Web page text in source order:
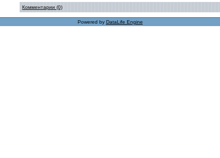
Комментарии (0)
Powered by DataLife Engine